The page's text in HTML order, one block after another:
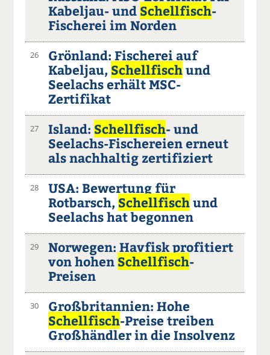
Kabeljau- und Schellfisch-
Fischerei im Norden
26
Grönland: Fischerei auf
Kabeljau, Schellfischund
Seelachs erhält MSC-
Zertifikat
27 Island: Schellfisch- und
Seelachs-Fischereien erneut
als nachhaltig zertifiziert
28
USA: Bewertung für
Rotbarsch, Schellfischund
Seelachs hat begonnen
29
Norwegen: Havfisk profitiert
von hohen Schellfisch-
Preisen
30
Großbritannien: Hohe
Schellfisch-Preise treiben
Großhändler in die Insolvenz